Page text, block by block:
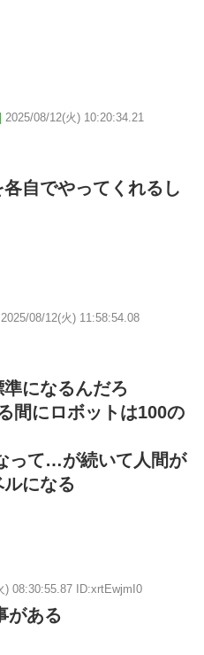
2025/08/12(火) 10:20:34.21
自でやってくれるし
2025/08/12(火) 11:58:54.08
になるんだろ
間にロボットは100の
って…が続いて人間が
になる
) 08:30:55.87 ID:xrtEwjmI0
がある